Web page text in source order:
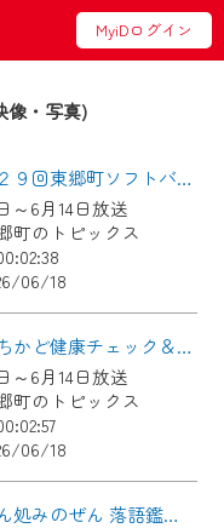
MyiDログイン
・写真)
【東郷】第２９回東郷町ソフトバレーボール大会
～6月14日放送
町のトピックス
06/18
【東郷】まちかど健康チェック＆東郷ふれあい朝市
～6月14日放送
町のトピックス
06/18
【東郷】めん処みのぜん 落語鑑賞会
TV』は2024
します！
住まいの地域
。
から、いつ
！
町の地域情報